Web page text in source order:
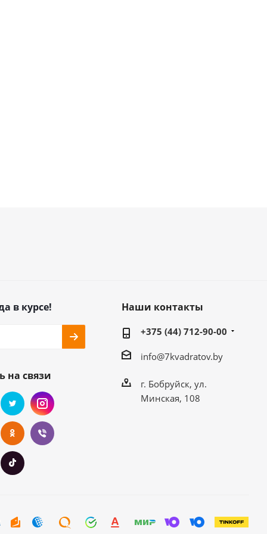
в курсе!
на связи
Наши контакты
+375 (44) 712-90-00
info@7kvadratov.by
г. Бобруйск, ул.
Минская, 108